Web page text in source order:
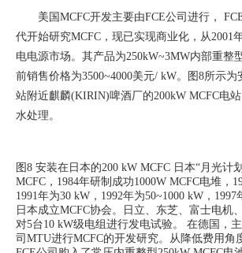
美国MCFC开发主要由FCE公司进行，
代开始研究MCFC，现已实现商业化，从2001
电电源市场。其产品为250kW~3MW内部重整
前销售价格为3500~4000美元/ kW。图8所示
站附近麒麟(KIRIN)啤酒厂的200kW MCFC电
水处理。
图8 安装在日本的200 kW MCFC 日本“月光计
MCFC，1984年研制成功1000W MCFC电堆，
1991年为30 kW，1992年为50~1000 kW，1997
日本成立MCFC协会。日立、东芝、富士电机
对5台10 kW级电组进行发电试验。
在德国，
司MTU进行MCFC的开发研究。从降低费用角